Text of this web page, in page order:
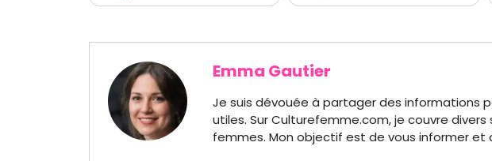
Emma Gautier
Je suis dévouée à partager des informations
utiles. Sur Culturefemme.com, je couvre
femmes. Mon objectif est de vous informer et